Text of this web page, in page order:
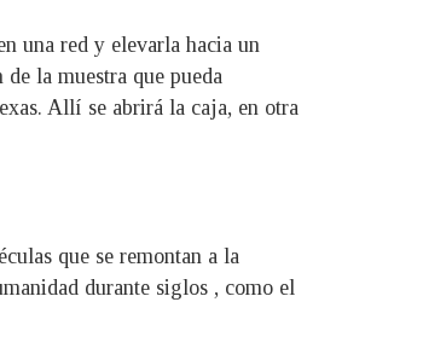
una red y elevarla hacia un
la muestra que pueda
Allí se abrirá la caja, en otra
que se remontan a la
durante siglos , como el